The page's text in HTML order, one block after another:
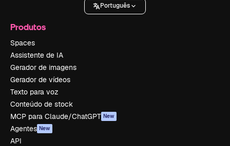
Português
Produtos
Spaces
Assistente de IA
Gerador de imagens
Gerador de vídeos
Texto para voz
Conteúdo de stock
MCP para Claude/ChatGPT New
Agentes New
API